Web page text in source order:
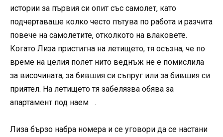
истории за първия си опит със самолет, като
подчертаваше колко често пътува по работа и разчита
повече на самолетите, отколкото на влаковете.
Когато Лиза пристигна на летището, тя осъзна, че по
време на целия полет нито веднъж не е помислила
за височината, за бившия си съпруг или за бившия си
приятел. На летището тя забелязва обява за
апартамент под наем .
Лиза бързо набра номера и се уговори да се настани